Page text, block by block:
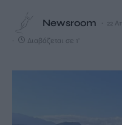
Newsroom 22
Διαβάζεται σε 1'